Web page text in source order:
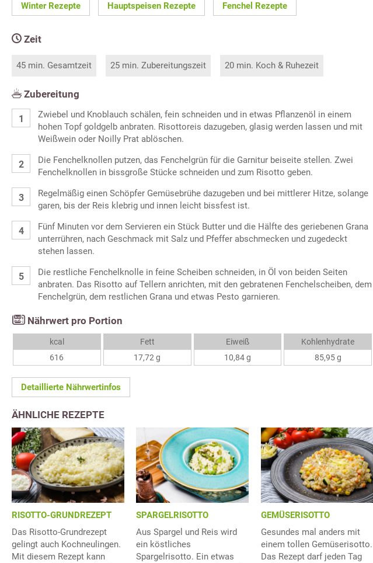
Winter Rezepte Hauptspeisen Rezepte Fenchel Rezepte
Zeit
45 min. Gesamtzeit 25 min. Zubereitungszeit 20 min. Koch & Ruhezeit
Zubereitung
Zwiebel und Knoblauch schälen, fein schneiden und in etwas Pflanzenöl in einem
hohen Topf goldgelb anbraten. Risottoreis dazugeben, glasig werden lassen und mit
Weißwein oder Noilly Prat ablöschen.
Die Fenchelknollen putzen, das Fenchelgrün für die Garnitur beiseite stellen. Zwei
Fenchelknollen in bissgroße Stücke schneiden und zum Risotto geben.
Regelmäßig einen Schöpfer Gemüsebrühe dazugeben und bei mittlerer Hitze, solange
garen, bis der Reis klebrig und innen leicht bissfest ist.
Fünf Minuten vor dem Servieren ein Stück Butter und die Hälfte des geriebenen Grana
unterrühren, nach Geschmack mit Salz und Pfeffer abschmecken und zugedeckt
stehen lassen.
Die restliche Fenchelknolle in feine Scheiben schneiden, in Öl von beiden Seiten
anbraten. Das Risotto auf Tellern anrichten, mit den gebratenen Fenchelscheiben, dem
Fenchelgrün, dem restlichen Grana und etwas Pesto garnieren.
Nährwert pro Portion
kcal
616
Fett
17,72 g
Eiweiß
10,84 g
Kohlenhydrate
85,95 g
Detaillierte Nährwertinfos
ÄHNLICHE REZEPTE
RISOTTO-GRUNDREZEPT
Das Risotto-Grundrezept
gelingt auch Kochneulingen.
Mit diesem Rezept kann
SPARGELRISOTTO
Aus Spargel und Reis wird
ein köstliches
Spargelrisotto. Ein etwas
GEMÜSERISOTTO
Gesundes mal anders mit
einem tollen Gemüserisotto.
Das Rezept darf jeden Tag